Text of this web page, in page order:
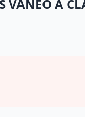
VANEO A